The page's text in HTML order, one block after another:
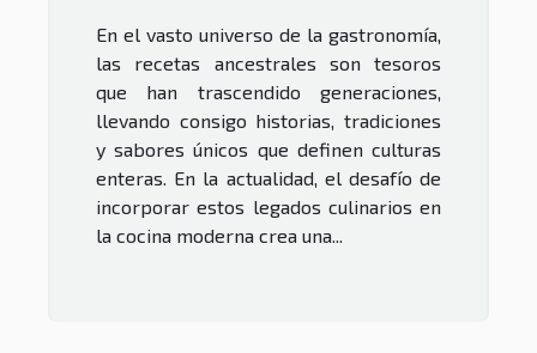
En el vasto universo de la gastronomía,
las recetas ancestrales son tesoros
que han trascendido generaciones,
llevando consigo historias, tradiciones
y sabores únicos que definen culturas
enteras. En la actualidad, el desafío de
incorporar estos legados culinarios en
la cocina moderna crea una...